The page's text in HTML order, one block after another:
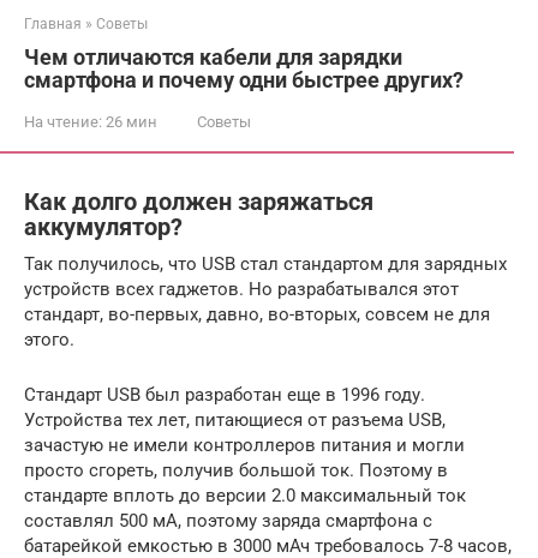
Главная » Советы
Чем отличаются кабели для зарядки
смартфона и почему одни быстрее других?
На чтение: 26 мин Советы
Как долго должен заряжаться
аккумулятор?
Так получилось, что USB стал стандартом для зарядных
устройств всех гаджетов. Но разрабатывался этот
стандарт, во-первых, давно, во-вторых, совсем не для
этого.
Стандарт USB был разработан еще в 1996 году.
Устройства тех лет, питающиеся от разъема USB,
зачастую не имели контроллеров питания и могли
просто сгореть, получив большой ток. Поэтому в
стандарте вплоть до версии 2.0 максимальный ток
составлял 500 мА, поэтому заряда смартфона с
батарейкой емкостью в 3000 мАч требовалось 7-8 часов,